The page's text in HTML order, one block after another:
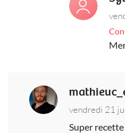
vendredi 21
Super